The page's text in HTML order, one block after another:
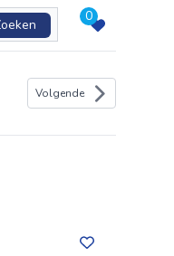
0
Volgende